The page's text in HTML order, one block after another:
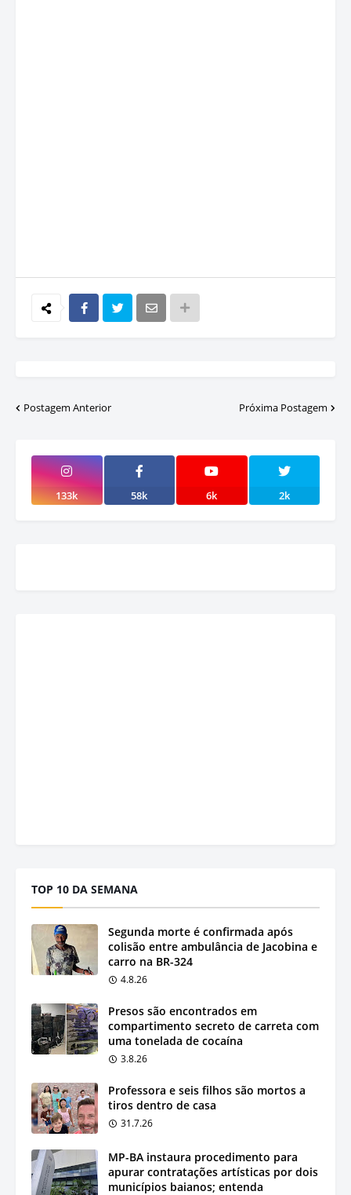
Postagem Anterior Próxima Postagem
133k 58k 6k 2k
TOP 10 DA SEMANA
Segunda morte é confirmada após
colisão entre ambulância de Jacobina e
carro na BR-324
4.8.26
Presos são encontrados em
compartimento secreto de carreta com
uma tonelada de cocaína
3.8.26
Professora e seis filhos são mortos a
tiros dentro de casa
31.7.26
MP-BA instaura procedimento para
apurar contratações artísticas por dois
municípios baianos; entenda